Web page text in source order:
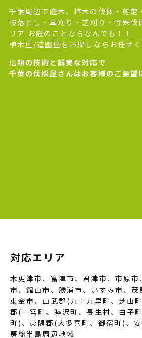
千葉周辺で庭木、植木の伐採・剪定
枝落とし・草刈り・芝刈り・特殊伐
リア お庭のことならなんでも！！
植木屋/造園屋をお探しならお任せく
信頼の技術と誠実な対応で
千葉の伐採屋さんはお客様のご要望
対応エリア
木更津市、富津市、君津市、市原市
市、館山市、勝浦市、いすみ市、茂
東金市、山武郡(九十九里町、芝山
郡(一宮町、睦沢町、長生村、白子
町)、夷隅郡(大多喜町、御宿町)、
房総半島周辺地域